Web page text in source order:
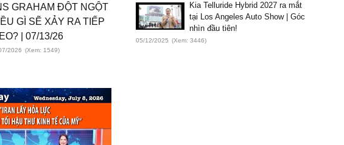
GRAHAM ĐỘT NGỘT
GÌ SẼ XẢY RA TIẾP
| 07/13/26
2026 (Xem: 1549)
Kia Telluride Hybrid 2027 ra mắt
tại Los Angeles Auto Show | Góc
nhìn đầu tiên!
05/12/2025 (Xem: 3446)